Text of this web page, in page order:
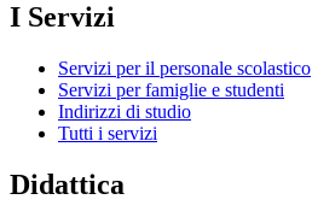
I Servizi
Servizi per il personale scolastico
Servizi per famiglie e studenti
Indirizzi di studio
Tutti i servizi
Didattica